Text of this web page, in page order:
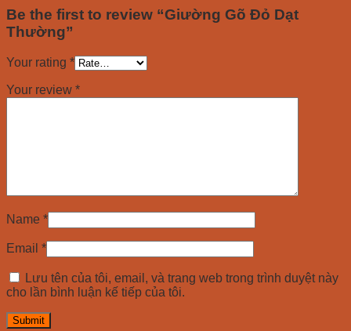
Be the first to review “Giường Gõ Đỏ Dạt
Thường”
Your rating *
Your review *
Name *
Email *
Lưu tên của tôi, email, và trang web trong trình duyệt này
cho lần bình luận kế tiếp của tôi.